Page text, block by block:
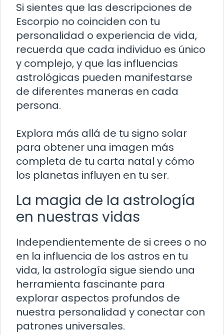
Si sientes que las descripciones de
Escorpio no coinciden con tu
personalidad o experiencia de vida,
recuerda que cada individuo es único
y complejo, y que las influencias
astrológicas pueden manifestarse
de diferentes maneras en cada
persona.
Explora más allá de tu signo solar
para obtener una imagen más
completa de tu carta natal y cómo
los planetas influyen en tu ser.
La magia de la astrología
en nuestras vidas
Independientemente de si crees o no
en la influencia de los astros en tu
vida, la astrología sigue siendo una
herramienta fascinante para
explorar aspectos profundos de
nuestra personalidad y conectar con
patrones universales.